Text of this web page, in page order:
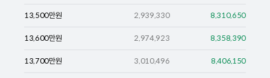
13,500만원 2,939,330 8,310,650
13,600만원 2,974,923 8,358,390
13,700만원 3,010,496 8,406,150